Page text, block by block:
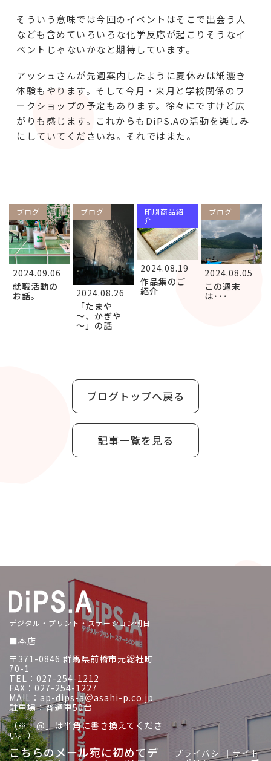
そういう意味では今回のイベントはそこで出会う人
なども含めていろいろな化学反応が起こりそうなイ
ベントじゃないかなと期待しています。
アッシュさんが先週案内したように夏休みは紙漉き
体験もやります。そして今月・来月と学校関係のワ
ークショップの予定もあります。徐々にですけど広
がりも感じます。これからもDiPS.Aの活動を楽しみ
にしていてくださいね。それではまた。
ブログ
2024.09.06
就職活動の
お話。
ブログ
2024.08.26
「たまや
～、かぎや
～」の話
印刷商品紹
介
2024.08.19
作品集のご
紹介
ブログ
2024.08.05
この週末
は･･･
ブログトップへ戻る
記事一覧を見る
デジタル・プリント・ステーション朝日
■本店
〒371-0846 群馬県前橋市元総社町
70-1
TEL：027-254-1212
FAX：027-254-1227
MAIL：ap-dips-a＠asahi-p.co.jp
駐車場：普通車50台
（※「@」は半角に書き換えてくださ
い。）
こちらのメール宛に初めてデ
プライバシ
｜サイト